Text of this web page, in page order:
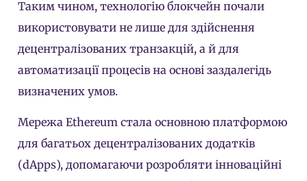
Таким чином, технологію блокчейн почали
використовувати не лише для здійснення
децентралізованих транзакцій, а й для
автоматизації процесів на основі заздалегідь
визначених умов.
Мережа Ethereum стала основною платформою
для багатьох децентралізованих додатків
(dApps), допомагаючи розробляти інноваційні